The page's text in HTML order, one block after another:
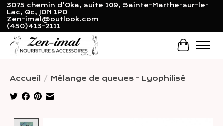
3075 chemin d'Oka, suite 109, Sainte-Marthe-sur-le-
Lac, Qc, J0N 1P0
Zen-imal@outlook.com
(450)413-2111
Panier
Accueil / Mélange de queues - Lyophilisé